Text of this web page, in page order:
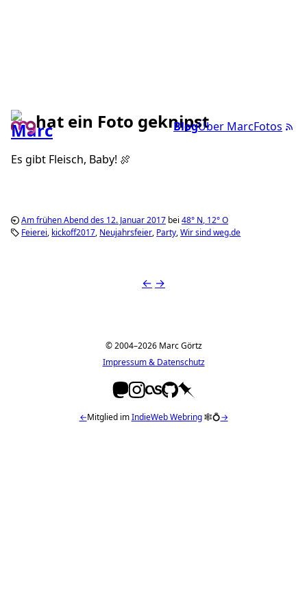
BlogÜber MarcFotos
hat ein Foto geknipst
Es gibt Fleisch, Baby! 🍖
Am frühen Abend des 12. Januar 2017 bei 48° N, 12°O
Feierei kickoff2017 Neujahrsfeier Party Wir sind weg.de
← →
© 2004–2026 Marc Görtz
Impressum & Datenschutz
←Mitglied imIndieWeb Webring🕸💍→